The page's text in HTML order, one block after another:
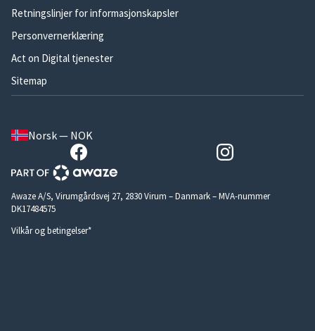
Retningslinjer for informasjonskapsler
Personvernerklæring
Act on Digital tjenester
Sitemap
Norsk — NOK
Awaze A/S, Virumgårdsvej 27, 2830 Virum – Danmark – MVA-nummer
DK17484575
Vilkår og betingelser*